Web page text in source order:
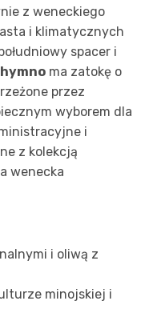
z weneckiego
i klimatycznych
spacer i
ma zatokę o
przez
wyborem dla
i
z kolekcją
wenecka
i oliwą z
minojskiej i